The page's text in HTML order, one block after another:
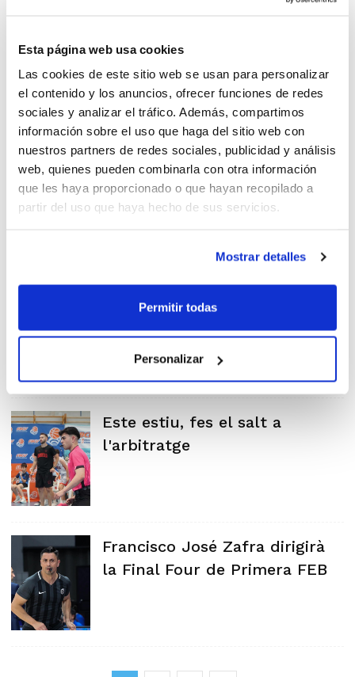
Esta página web usa cookies
Las cookies de este sitio web se usan para personalizar
el contenido y los anuncios, ofrecer funciones de redes
sociales y analizar el tráfico. Además, compartimos
información sobre el uso que haga del sitio web con
nuestros partners de redes sociales, publicidad y análisis
web, quienes pueden combinarla con otra información
que les haya proporcionado o que hayan recopilado a
partir del uso que haya hecho de sus servicios.
Mostrar detalles
Permitir todas
Personalizar
Àrbitres FBCV en el Campionat
d'Espanya Mini de Clubs
Luis Luque i Ainoa Martín
actuaran en el Campionat de
Seleccions 3×3
Ángel García arbitrarà el
Este estiu, fes el salt a
l'arbitratge
Francisco José Zafra dirigirà
la Final Four de Primera FEB